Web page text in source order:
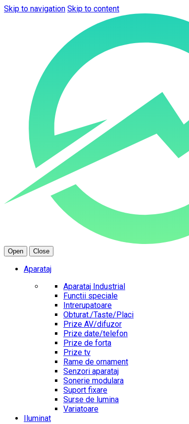
Skip to navigation Skip to content
Open Close
Aparataj
Aparataj Industrial
Functii speciale
Intrerupatoare
Obturat./Taste/Placi
Prize AV/difuzor
Prize date/telefon
Prize de forta
Prize tv
Rame de ornament
Senzori aparataj
Sonerie modulara
Suport fixare
Surse de lumina
Variatoare
Iluminat